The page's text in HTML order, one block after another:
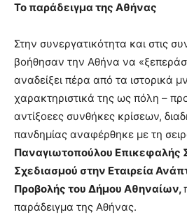
Το παράδειγμα της Αθήνας
Στην συνεργατικότητα και στις
βοήθησαν την Αθήνα να
αναδείξει πέρα από τα ιστορικά
χαρακτηριστικά της ως πόλη –
αντίξοεες συνθήκες κρίσεων,
πανδημίας αναφέρθηκε με τη
Παναγιωτοπούλου Επικεφαλής
Σχεδιασμού στην Εταιρεία
Προβολής του Δήμου Αθηναίων,
παράδειγμα της Αθήνας.